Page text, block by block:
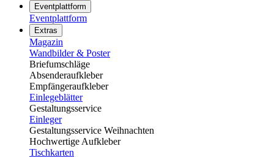
Eventplattform
Eventplattform
Extras
Magazin
Wandbilder & Poster
Briefumschläge
Absenderaufkleber
Empfängeraufkleber
Einlegeblätter
Gestaltungsservice
Einleger
Gestaltungsservice Weihnachten
Hochwertige Aufkleber
Tischkarten